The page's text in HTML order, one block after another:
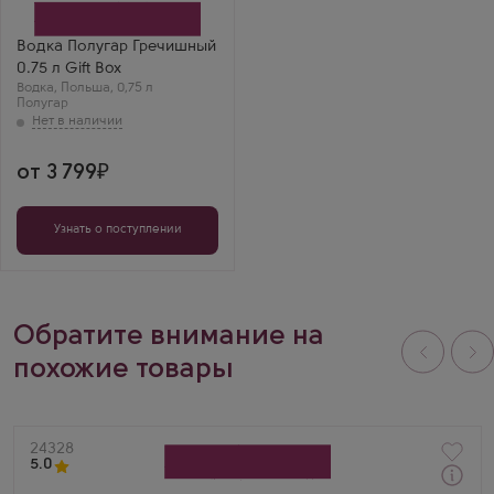
Водка Полугар Гречишный
0.75 л Gift Box
Водка, Польша, 0,75 л
Полугар
Полугар
Никита Е.
Гречишный Полугар
— это космос! Запах
гречки, вкус
хлебный, настоящий
от 3 799
Узнать о поступлении
Обратите внимание на
похожие товары
Артикул
24328
5.0